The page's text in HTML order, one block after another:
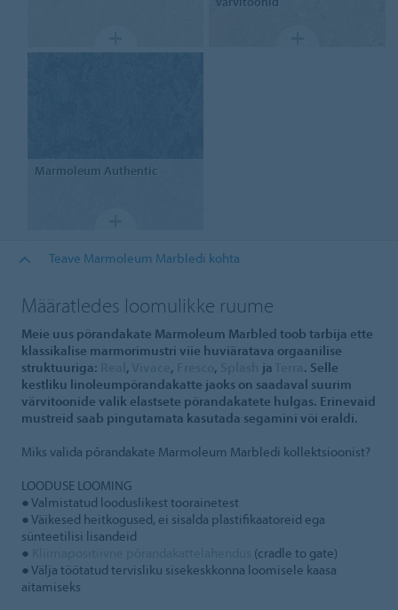
Marmoleum Authentic
Teave Marmoleum Marbledi kohta
Määratledes loomulikke ruume
Meie uus põrandakate Marmoleum Marbled toob tarbija ette
klassikalise marmorimustri viie huviäratava orgaanilise
struktuuriga:
, , , ja
. Selle
kestliku linoleumpõrandakatte jaoks on saadaval suurim
värvitoonide valik elastsete põrandakatete hulgas. Erinevaid
mustreid saab pingutamata kasutada segamini või eraldi.
Miks valida põrandakate Marmoleum Marbledi kollektsioonist?
LOODUSE LOOMING
● Valmistatud looduslikest toorainetest
● Väikesed heitkogused, ei sisalda plastifikaatoreid ega
sünteetilisi lisandeid
●
(cradle to gate)
● Välja töötatud tervisliku sisekeskkonna loomisele kaasa
aitamiseks